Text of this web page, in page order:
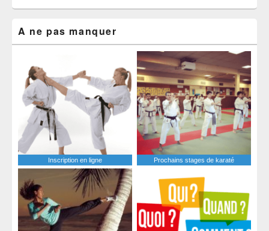
A ne pas manquer
Inscription en ligne Prochains stages de karaté